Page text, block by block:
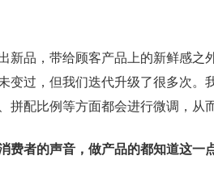
新品，带给顾客产品上的新鲜感
变过，但我们迭代升级了很多次
拼配比例等方面都会进行微调，从
费者的声音，做产品的都知道这一